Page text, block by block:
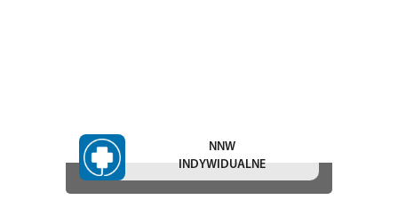
NNW
INDYWIDUALNE